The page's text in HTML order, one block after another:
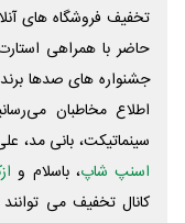
تخفیف فروشگاه های
حاضر با همراهی
جشنواره های صدها برند
اطلاع مخاطبان
سینماتیکت، بانی مد،
اسنپ شاپ، باسلام و
کانال تخفیف می